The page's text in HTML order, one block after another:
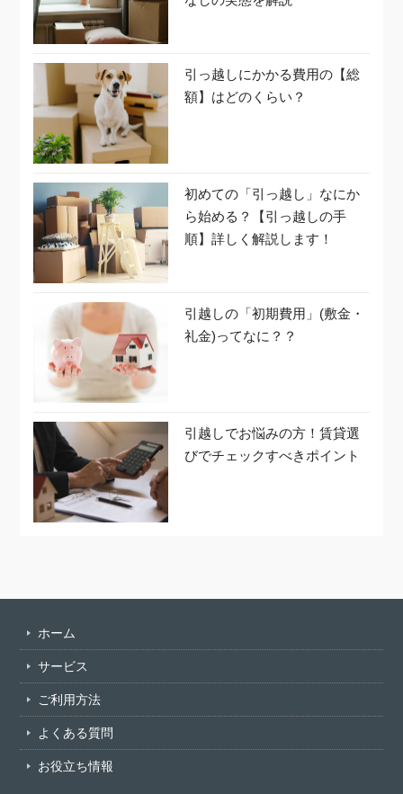
引っ越しにかかる費用の【総
額】はどのくらい？
初めての「引っ越し」なにか
ら始める？【引っ越しの手
順】詳しく解説します！
引越しの「初期費用」(敷金・
礼金)ってなに？？
引越しでお悩みの方！賃貸選
びでチェックすべきポイント
ホーム
サービス
ご利用方法
よくある質問
お役立ち情報